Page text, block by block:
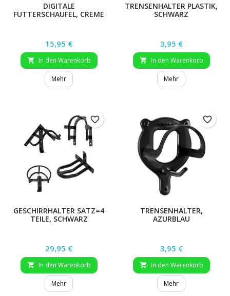
DIGITALE
FUTTERSCHAUFEL, CREME
Preis
15,95 €
 In den Warenkorb
Mehr
TRENSENHALTER PLASTIK,
SCHWARZ
Preis
3,95 €
 In den Warenkorb
Mehr
GESCHIRRHALTER SATZ=4
TEILE, SCHWARZ
Preis
29,95 €
 In den Warenkorb
Mehr
favorite_border
TRENSENHALTER,
AZURBLAU
Preis
3,95 €
 In den Warenkorb
Mehr
favorite_border